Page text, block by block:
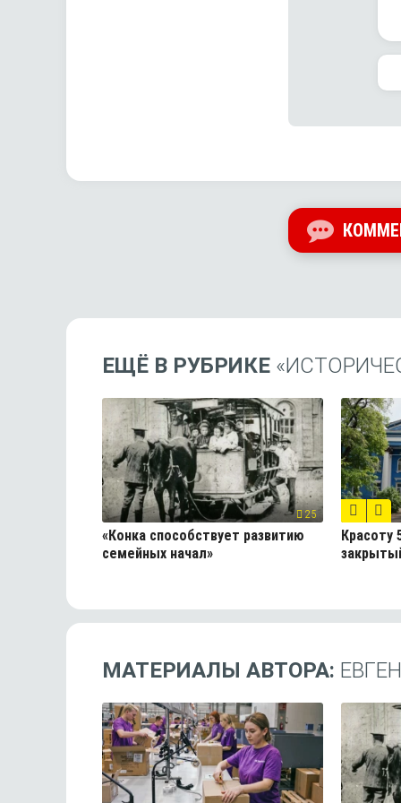
ЕЩЁ В РУБРИКЕ
25
«Конка способствует развитию
семейных начал»
Красоту
МАТЕРИАЛЫ АВТОРА: